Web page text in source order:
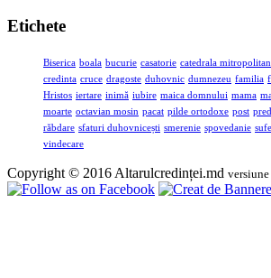
Etichete
Biserica boala bucurie casatorie catedrala
credinta cruce dragoste duhovnic dumnezeu familia
Hristos iertare inimă iubire maica domnului mama
moarte octavian mosin pacat pilde ortodoxe post
răbdare sfaturi duhovnicești smerenie spovedanie
vindecare
Copyright © 2016 Altarulcredinței.md versiune